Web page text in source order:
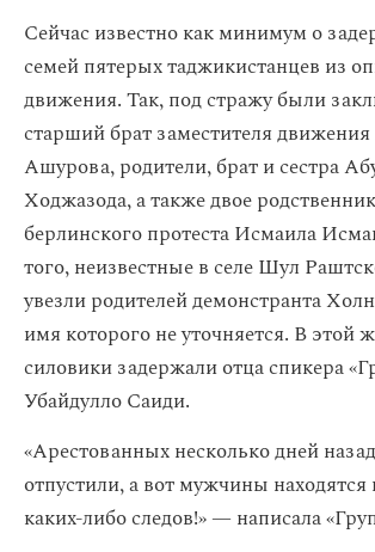
Сейчас известно как минимум о
семей пятерых таджикистанцев из
движения. Так, под стражу были
старший брат заместителя
Ашурова, родители, брат и сестра
Ходжазода, а также двое
берлинского протеста Исмаила
того, неизвестные в селе Шул
увезли родителей демонстранта
имя которого не уточняется. В этой
силовики задержали отца спикера
Убайдулло Саиди.
«Арестованных несколько дней
отпустили, а вот мужчины находятся
каких-либо следов!» — написала